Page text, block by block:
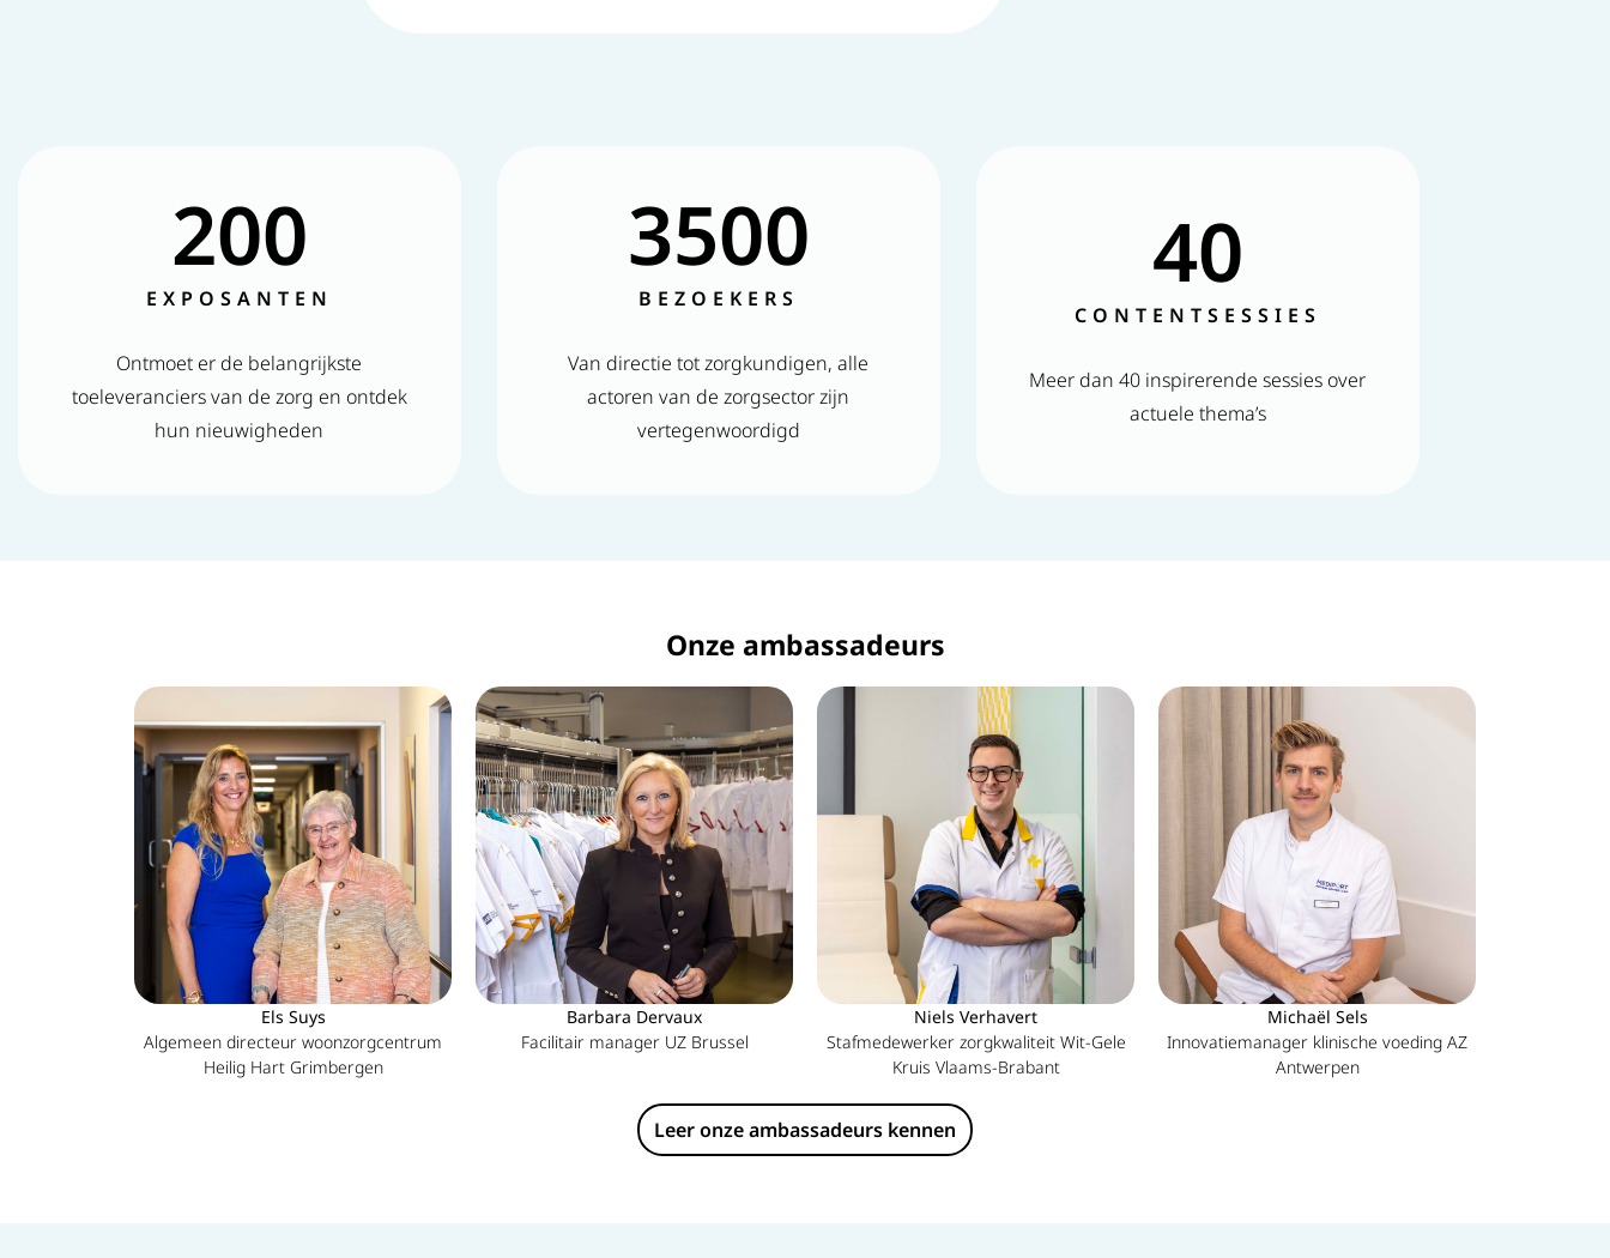
EXPOSANTEN
200
Ontmoet er de belangrijkste
toeleveranciers van de zorg en ontdek
hun nieuwigheden
BEZOEKERS
3500
Van directie tot zorgkundigen, alle
actoren van de zorgsector zijn
vertegenwoordigd
CONTENTSESSIES
40
Meer dan 40 inspirerende sessies over
actuele thema’s
Onze ambassadeurs
Els Suys
Algemeen directeur woonzorgcentrum
Heilig Hart Grimbergen
Barbara Dervaux
Facilitair manager UZ Brussel
Niels Verhavert
Stafmedewerker zorgkwaliteit Wit-Gele
Kruis Vlaams-Brabant
Michaël Sels
Innovatiemanager klinische voeding AZ
Antwerpen
Leer onze ambassadeurs kennen